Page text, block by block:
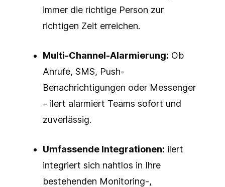
immer die richtige Person zur
richtigen Zeit erreichen.
Multi-Channel-Alarmierung: Ob
Anrufe, SMS, Push-
Benachrichtigungen oder Messenger
– ilert alarmiert Teams sofort und
zuverlässig.
Umfassende Integrationen: ilert
integriert sich nahtlos in Ihre
bestehenden Monitoring-,